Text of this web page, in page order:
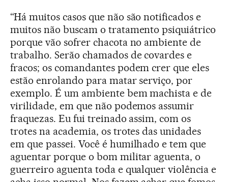
“Há muitos casos que não são notificados e
muitos não buscam o tratamento psiquiátrico
porque vão sofrer chacota no ambiente de
trabalho. Serão chamados de covardes e
fracos; os comandantes podem crer que eles
estão enrolando para matar serviço, por
exemplo. É um ambiente bem machista e de
virilidade, em que não podemos assumir
fraquezas. Eu fui treinado assim, com os
trotes na academia, os trotes das unidades
em que passei. Você é humilhado e tem que
aguentar porque o bom militar aguenta, o
guerreiro aguenta toda e qualquer violência e